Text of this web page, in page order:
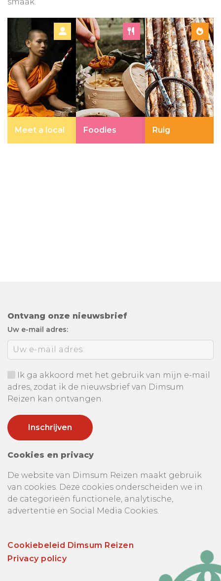
Meet a local Foodies Ruig
Ontvang onze nieuwsbrief
Uw e-mail adres:
Ik ga akkoord met het gebruik van mijn e-mail
adres, zodat ik de nieuwsbrief van Dimsum
Reizen kan ontvangen.
Cookies en privacy
De website van Dimsum Reizen maakt gebruik
van cookies. Deze cookies onderscheiden we in
de categorieën functionele, analytische,
advertentie en Social Media Cookies.
Cookiebeleid Dimsum Reizen
Privacy policy